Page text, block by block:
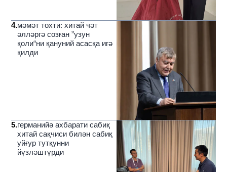
4.мәмәт тохти: хитай чәт
әлләргә созған ”узун
қоли“ни қануний асасқа игә
қилди
5.германийә ахбарати сабиқ
хитай сақчиси билән сабиқ
уйғур тутқунни
йүзләштүрди